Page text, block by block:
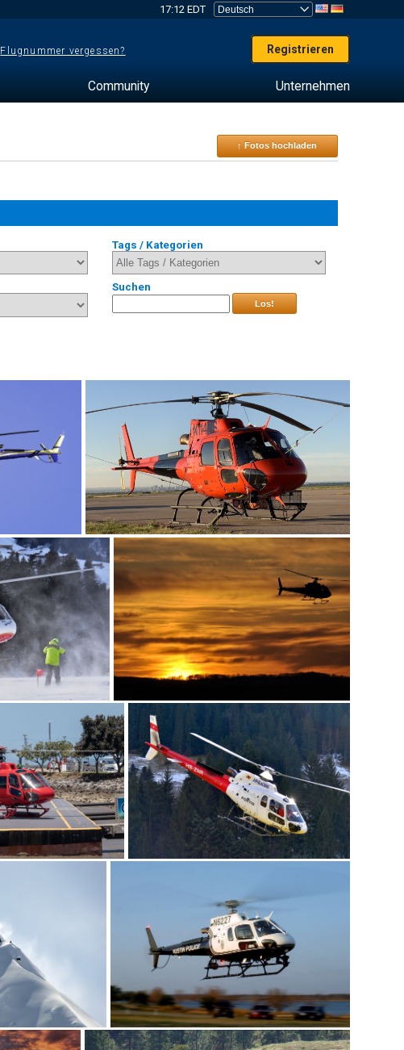
17:12 EDT
Flugnummer vergessen? Registrieren
Community Unternehmen
↑ Fotos hochladen
Tags / Kategorien
Suchen
Los!